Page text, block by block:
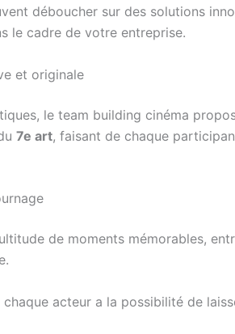
déboucher sur des solutions
le cadre de votre entreprise.
et originale
le team building cinéma
7e art, faisant de chaque
de moments mémorables,
chaque acteur a la possibilité de